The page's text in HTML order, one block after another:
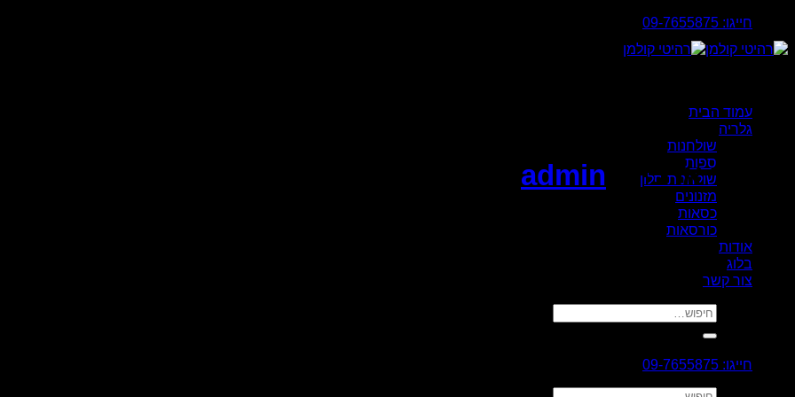
to
content
חייגו: 09-7655875
עמוד הבית
גלריה
שולחנות
ספות
שולחנות סלון
מזנונים
כסאות
כורסאות
אודות
בלוג
צור קשר
חיפוש
עבור:
חייגו: 09-7655875
מחבר ארכיון: admin